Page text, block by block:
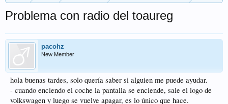
Problema con radio del toaureg
pacohz
New Member
hola buenas tardes, solo quería saber si alguien me puede ayudar.
- cuando enciendo el coche la pantalla se enciende, sale el logo de
volkswagen y luego se vuelve apagar, es lo único que hace.